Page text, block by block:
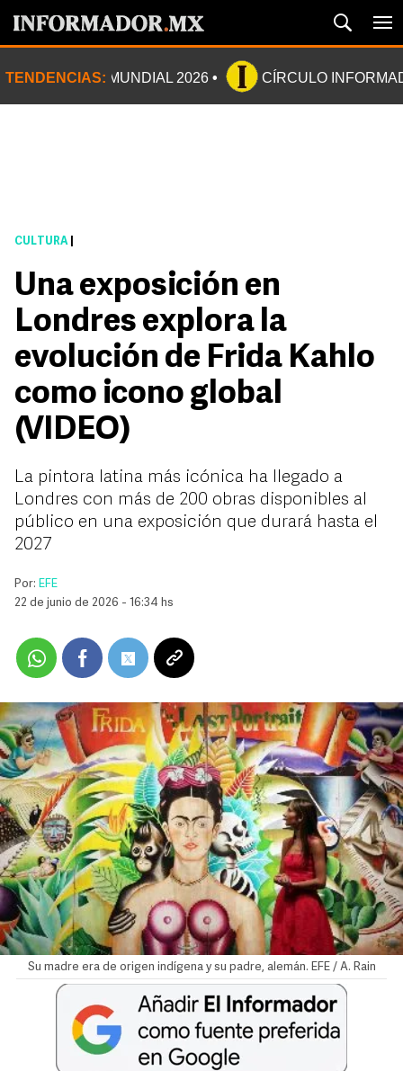
TENDENCIAS: MUNDIAL 2026 CÍRCULO
CULTURA
Una exposición en
Londres explora la
evolución de Frida Kahlo
como icono global
(VIDEO)
La pintora latina más icónica ha llegado a
Londres con más de 200 obras disponibles al
público en una exposición que durará hasta el
2027
Por: EFE
22 de junio de 2026 - 16:34 hs
Su madre era de origen indígena y su padre, alemán. EFE / A. Rain